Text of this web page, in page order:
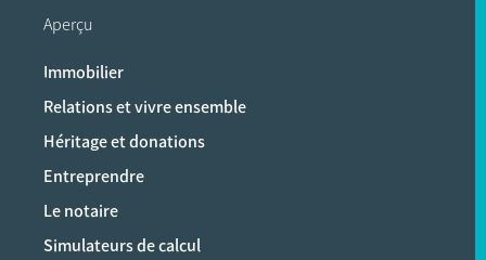
Aperçu
Immobilier
Relations et vivre ensemble
Héritage et donations
Entreprendre
Le notaire
Simulateurs de calcul